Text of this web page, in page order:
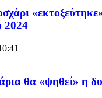
2024
θα «ψηθεί» η